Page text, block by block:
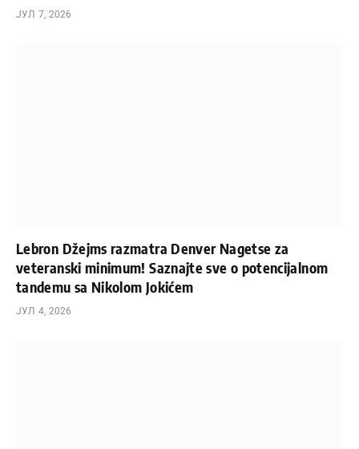
ЈУЛ 7, 2026
Lebron Džejms razmatra Denver Nagetse za
veteranski minimum! Saznajte sve o potencijalnom
tandemu sa Nikolom Jokićem
ЈУЛ 4, 2026